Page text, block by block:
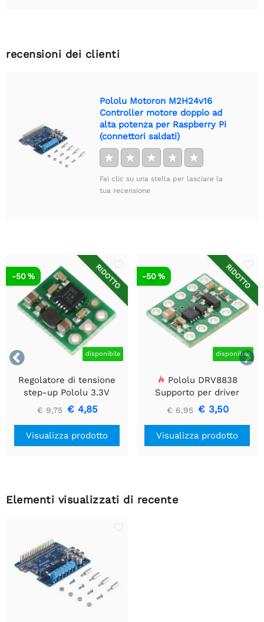
recensioni dei clienti
Pololu Motoron M2H24v16
Controller motore doppio ad
alta potenza per Raspberry Pi
(connettori saldati)
★ ★ ★ ★ ★
Fai clic su una stella per lasciare la
tua recensione


RIDOTTO
disponibile
-50 %
Regolatore di tensione
step-up Pololu 3.3V
U1V10F3
€ 9,75 € 4,85
Visualizza prodotto
RIDOTTO
disponibile
-50 %
Pololu DRV8838
Supporto per driver
motore CC a spazzola
singola
€ 6,95 € 3,50
Visualizza prodotto
Elementi visualizzati di recente